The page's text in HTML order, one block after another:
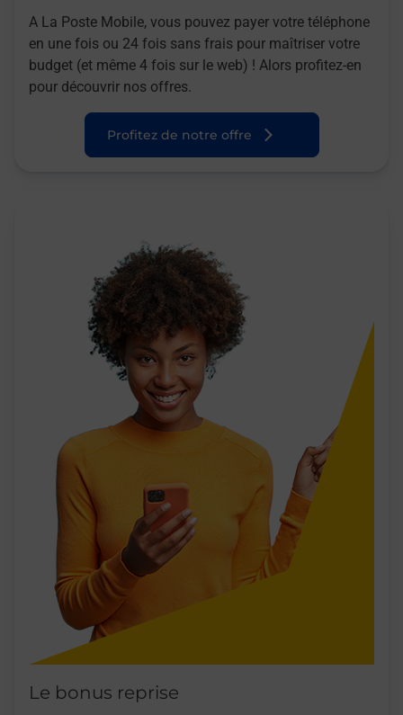
A La Poste Mobile, vous pouvez payer votre téléphone
en une fois ou 24 fois sans frais pour maîtriser votre
budget (et même 4 fois sur le web) ! Alors profitez-en
pour découvrir nos offres.
Profitez de notre offre
Le bonus reprise